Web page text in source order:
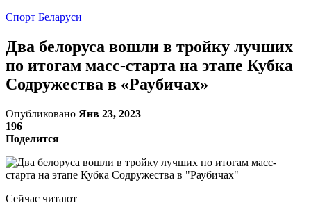
Спорт Беларуси
Два белоруса вошли в тройку лучших
по итогам масс-старта на этапе Кубка
Содружества в «Раубичах»
Опубликовано Янв 23, 2023
196
Поделится
Сейчас читают